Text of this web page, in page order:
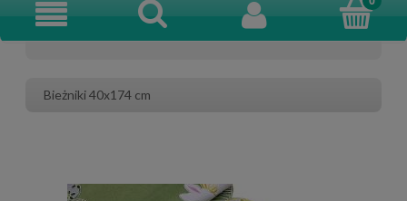
Bieżniki 40x174 cm